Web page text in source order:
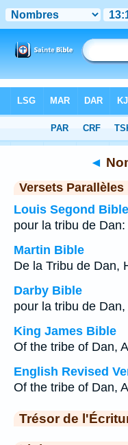
Chapitre 13> Verset 12
◄
Versets Parallèles
Louis Segond Bible
pour la tribu de
Martin Bible
De la Tribu de Dan,
Darby Bible
pour la tribu de
King James Bible
Of the tribe of Dan,
English Revised
Of the tribe of Dan,
Trésor de